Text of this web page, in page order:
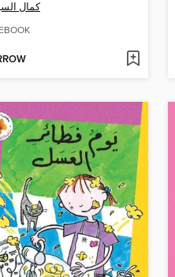
كمال
EBOOK